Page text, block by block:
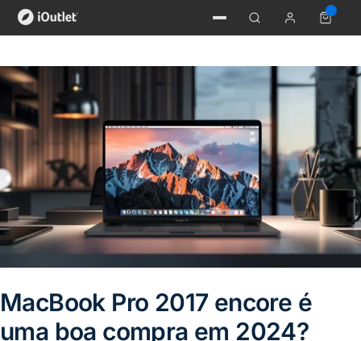
MacBook Pro 2017 encore é
uma boa compra em 2024?